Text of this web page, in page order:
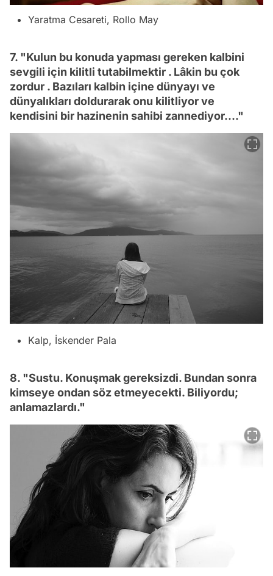
Yaratma Cesareti, Rollo May
7. "Kulun bu konuda yapması gereken kalbini
sevgili için kilitli tutabilmektir . Lâkin bu çok
zordur . Bazıları kalbin içine dünyayı ve
dünyalıkları doldurarak onu kilitliyor ve
kendisini bir hazinenin sahibi zannediyor...."
Kalp, İskender Pala
8. "Sustu. Konuşmak gereksizdi. Bundan sonra
kimseye ondan söz etmeyecekti. Biliyordu;
anlamazlardı."